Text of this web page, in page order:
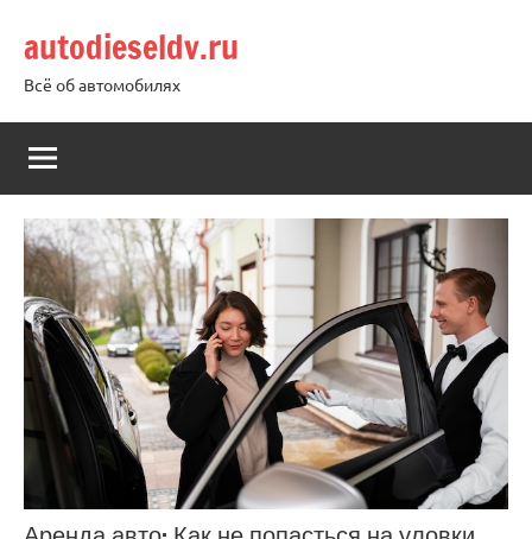
содержимому
autodieseldv.ru
Всё об автомобилях